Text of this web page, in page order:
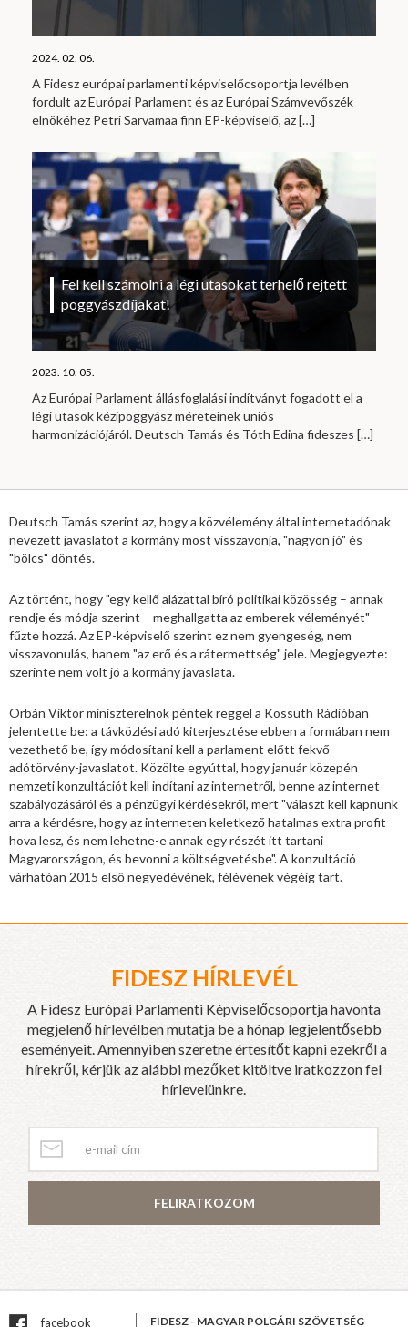
2024. 02. 06.
A Fidesz európai parlamenti képviselőcsoportja levélben
fordult az Európai Parlament és az Európai Számvevőszék
elnökéhez Petri Sarvamaa finn EP-képviselő, az[…]
Fel kell számolni a légi utasokat terhelő rejtett
poggyászdíjakat!
2023. 10. 05.
Az Európai Parlament állásfoglalási indítványt fogadott el a
légi utasok kézipoggyász méreteinek uniós
harmonizációjáról. Deutsch Tamás és Tóth Edina fideszes […]
Deutsch Tamás szerint az, hogy a közvélemény által internetadónak
nevezett javaslatot a kormány most visszavonja, "nagyon jó" és
"bölcs" döntés.
Az történt, hogy "egy kellő alázattal bíró politikai közösség – annak
rendje és módja szerint – meghallgatta az emberek véleményét" –
fűzte hozzá. Az EP-képviselő szerint ez nem gyengeség, nem
visszavonulás, hanem "az erő és a rátermettség" jele. Megjegyezte:
szerinte nem volt jó a kormány javaslata.
Orbán Viktor miniszterelnök péntek reggel a Kossuth Rádióban
jelentette be: a távközlési adó kiterjesztése ebben a formában nem
vezethető be, így módosítani kell a parlament előtt fekvő
adótörvény-javaslatot. Közölte egyúttal, hogy január közepén
nemzeti konzultációt kell indítani az internetről, benne az internet
szabályozásáról és a pénzügyi kérdésekről, mert "választ kell kapnunk
arra a kérdésre, hogy az interneten keletkező hatalmas extra profit
hova lesz, és nem lehetne-e annak egy részét itt tartani
Magyarországon, és bevonni a költségvetésbe". A konzultáció
várhatóan 2015 első negyedévének, félévének végéig tart.
FIDESZ HÍRLEVÉL
A Fidesz Európai Parlamenti Képviselőcsoportja havonta
megjelenő hírlevélben mutatja be a hónap legjelentősebb
eseményeit. Amennyiben szeretne értesítőt kapni ezekről a
hírekről, kérjük az alábbi mezőket kitöltve iratkozzon fel
hírlevelünkre.
FELIRATKOZOM
facebook FIDESZ - MAGYAR POLGÁRI SZÖVETSÉG